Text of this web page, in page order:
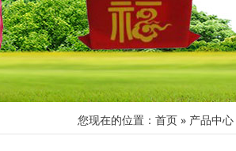
您现在的位置： 首页 » 产品中心